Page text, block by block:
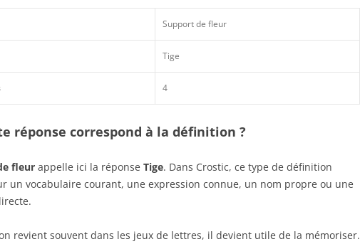
Support de fleur
Tige
4
réponse correspond à la définition ?
fleur appelle ici la réponse Tige. Dans Crostic, ce type de définition
un vocabulaire courant, une expression connue, un nom propre ou une
revient souvent dans les jeux de lettres, il devient utile de la mémoriser.